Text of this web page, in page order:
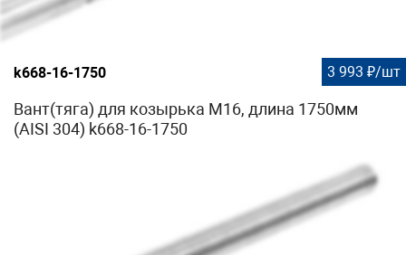
k668-16-1750 3 993 ₽/шт
Вант(тяга) для козырька М16, длина 1750мм
(AISI 304) k668-16-1750